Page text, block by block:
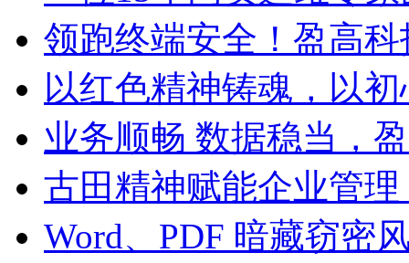
领跑终端安全！盈高
以红色精神铸魂，以
业务顺畅 数据稳当，
古田精神赋能企业管
Word、PDF 暗藏窃密